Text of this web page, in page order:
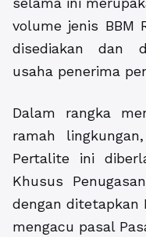
volume jenis BBM
disediakan dan
usaha penerima
Dalam rangka
ramah
Pertalite ini
Khusus
dengan ditetapkan
mengacu pasal